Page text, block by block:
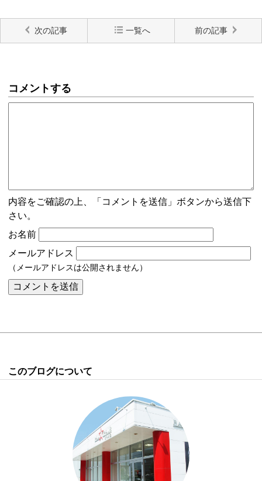
次の記事 一覧へ 前の記事
コメントする
内容をご確認の上、「コメントを送信」ボタンから送信下
さい。
お名前
メールアドレス
（メールアドレスは公開されません）
このブログについて